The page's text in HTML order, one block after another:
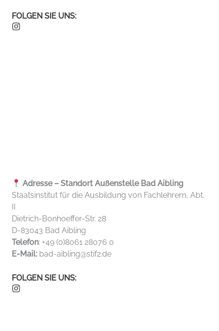
FOLGEN SIE UNS:
Adresse – Standort Außenstelle Bad Aibling
Staatsinstitut für die Ausbildung von Fachlehrern, Abt.
II
Dietrich-Bonhoeffer-Str. 28
D-83043 Bad Aibling
Telefon: +49 (0)8061 28076 0
E-Mail: bad-aibling@stif2.de
FOLGEN SIE UNS: